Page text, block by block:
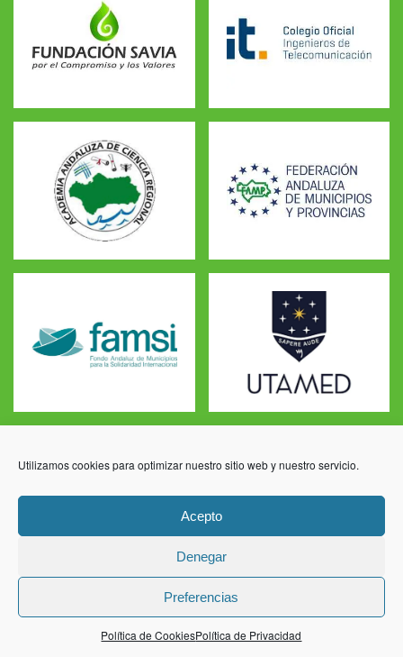
Utilizamos cookies para optimizar nuestro sitio web y nuestro servicio.
Acepto
Denegar
Preferencias
Política de CookiesPolítica de Privacidad